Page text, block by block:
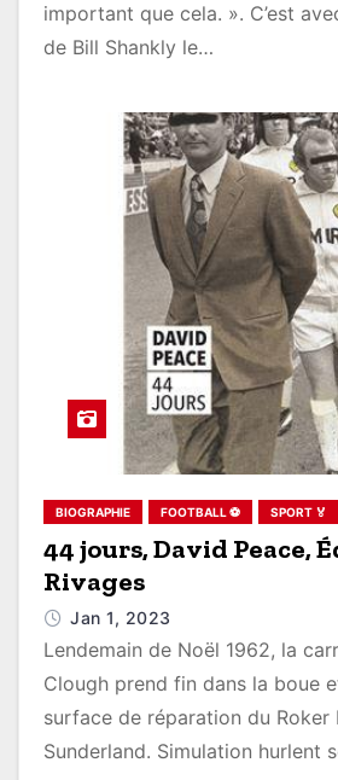
important que cela. ». C’est
de Bill Shankly le…
BIOGRAPHIE FOOTBALL ⚽ SPORT 🏅
44 jours, David Peace,
Rivages
Jan 1, 2023
Lendemain de Noël 1962, la
Clough prend fin dans la boue
surface de réparation du Roker
Sunderland. Simulation hurlent